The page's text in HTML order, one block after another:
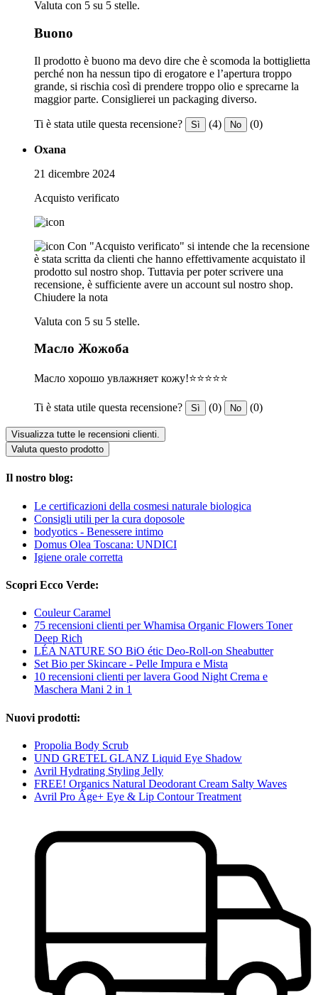
Valuta con 5 su 5 stelle.
Buono
Il prodotto è buono ma devo dire che è scomoda la bottiglietta
perché non ha nessun tipo di erogatore e l’apertura troppo
grande, si rischia così di prendere troppo olio e sprecarne la
maggior parte. Consiglierei un packaging diverso.
Ti è stata utile questa recensione? Sì (4) No (0)
Oxana
21 dicembre 2024
Acquisto verificato
Con "Acquisto verificato" si intende che la recensione
è stata scritta da clienti che hanno effettivamente acquistato il
prodotto sul nostro shop. Tuttavia per poter scrivere una
recensione, è sufficiente avere un account sul nostro shop.
Chiudere la nota
Valuta con 5 su 5 stelle.
Масло Жожоба
Масло хорошо увлажняет кожу!⭐️⭐️⭐️⭐️⭐️
Ti è stata utile questa recensione? Sì (0) No (0)
Visualizza tutte le recensioni clienti.
Valuta questo prodotto
Il nostro blog:
Le certificazioni della cosmesi naturale biologica
Consigli utili per la cura doposole
bodyotics - Benessere intimo
Domus Olea Toscana: UNDICI
Igiene orale corretta
Scopri Ecco Verde:
Couleur Caramel
75 recensioni clienti per Whamisa Organic Flowers Toner
Deep Rich
LÉA NATURE SO BiO étic Deo-Roll-on Sheabutter
Set Bio per Skincare - Pelle Impura e Mista
10 recensioni clienti per lavera Good Night Crema e
Maschera Mani 2 in 1
Nuovi prodotti:
Propolia Body Scrub
UND GRETEL GLANZ Liquid Eye Shadow
Avril Hydrating Styling Jelly
FREE! Organics Natural Deodorant Cream Salty Waves
Avril Pro Âge+ Eye & Lip Contour Treatment